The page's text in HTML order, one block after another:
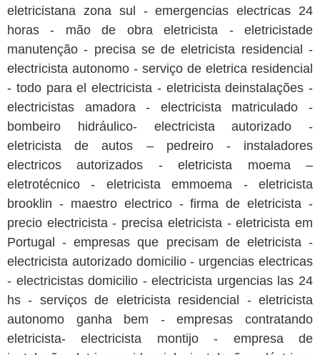
eletricistana zona sul - emergencias electricas 24
horas - mão de obra eletricista - eletricistade
manutenção - precisa se de eletricista residencial -
electricista autonomo - serviço de eletrica residencial
- todo para el electricista - eletricista deinstalações -
electricistas amadora - electricista matriculado -
bombeiro hidráulico- electricista autorizado -
eletricista de autos – pedreiro - instaladores
electricos autorizados - eletricista moema –
eletrotécnico - eletricista emmoema - eletricista
brooklin - maestro electrico - firma de eletricista -
precio electricista - precisa eletricista - eletricista em
Portugal - empresas que precisam de eletricista -
electricista autorizado domicilio - urgencias electricas
- electricistas domicilio - electricista urgencias las 24
hs - serviços de eletricista residencial - eletricista
autonomo ganha bem - empresas contratando
eletricista- electricista montijo - empresa de